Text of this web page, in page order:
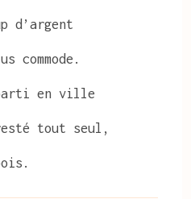
d’argent
commode.
en ville
tout seul,